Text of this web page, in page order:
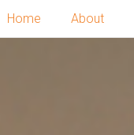
Home About